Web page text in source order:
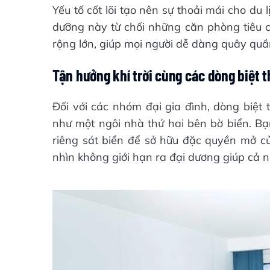
Yếu tố cốt lõi tạo nên sự thoải mái cho
dưỡng này từ chối những căn phòng tiêu
rộng lớn, giúp mọi người dễ dàng quây
Tận hưởng khí trời cùng các dòng biệt
Đối với các nhóm đại gia đình, dòng
như một ngôi nhà thứ hai bên bờ biển.
riêng sát biển để sở hữu đặc quyền mở
nhìn không giới hạn ra đại dương giúp cả